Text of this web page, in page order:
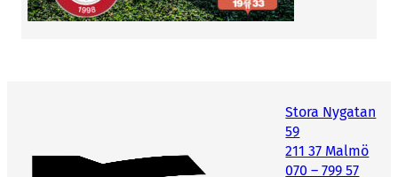
Stora Nygatan
59
211 37 Malmö
070 – 799 57